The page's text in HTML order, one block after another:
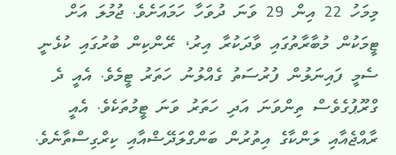
މިމަހު 22 އިން 29 ވަނަ ދުވަހާ ހަމައަށެވެ. ޖުމުލަ އަށް
ޓީމަކުން މުބާރާތުގައި ވާދަކުރާ އިރު، ރޭންކިން ބުރުގައި ކުޅެނީ
ސެމީ ފައިނަލުން ފުރުސަތު ގެއްލުނު ހަތަރު ޓީމެވެ. އެއީ ދެ
ގްރޫޕުގެވެސް ތިންވަނަ އަދި ހަތަރު ވަނަ ޓީމުތަކެވެ. އެއީ
ރާއްޖެއާއި ލަންކާގެ އިތުރުން ބަންގްލަދޭޝްއާއި ކިރްގިސްތާނެވެ.